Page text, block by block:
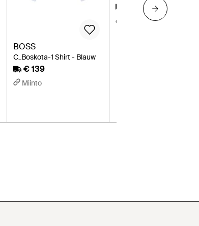
BOSS
C_Boskota-1 Shirt - Blauw
€ 139
Miinto
€ 235